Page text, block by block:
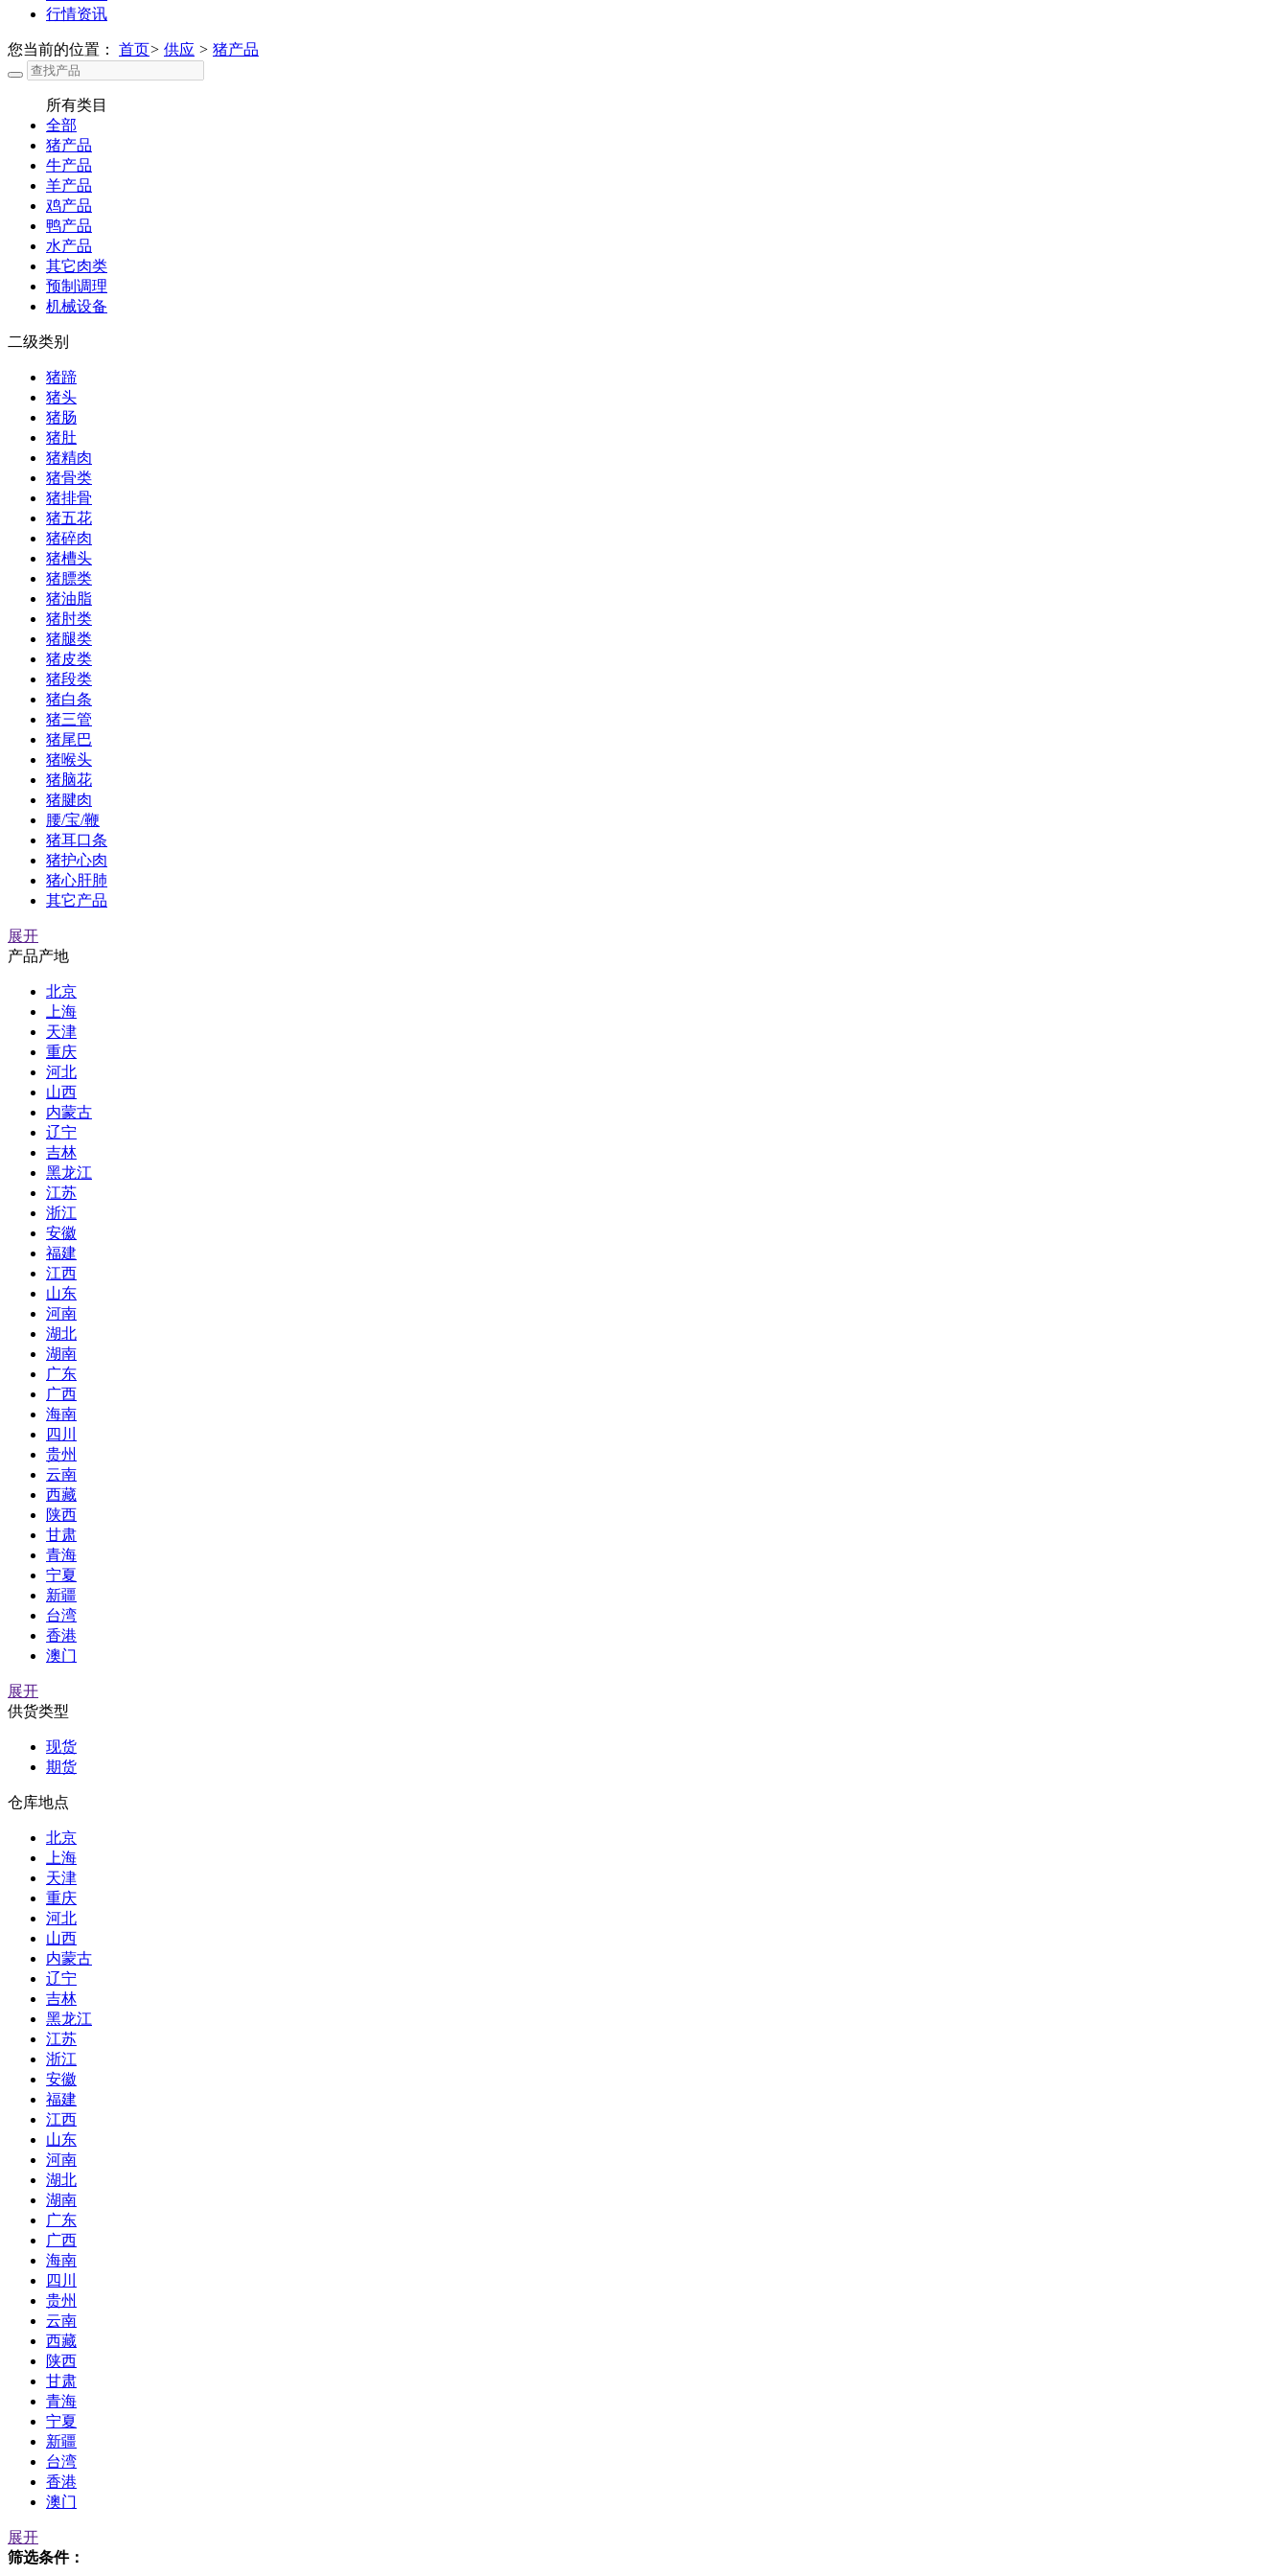
行情资讯
您当前的位置： 首页> 供应 > 猪产品
所有类目
全部
猪产品
牛产品
羊产品
鸡产品
鸭产品
水产品
其它肉类
预制调理
机械设备
二级类别
猪蹄
猪头
猪肠
猪肚
猪精肉
猪骨类
猪排骨
猪五花
猪碎肉
猪槽头
猪膘类
猪油脂
猪肘类
猪腿类
猪皮类
猪段类
猪白条
猪三管
猪尾巴
猪喉头
猪脑花
猪腱肉
腰/宝/鞭
猪耳口条
猪护心肉
猪心肝肺
其它产品
展开
产品产地
北京
上海
天津
重庆
河北
山西
内蒙古
辽宁
吉林
黑龙江
江苏
浙江
安徽
福建
江西
山东
河南
湖北
湖南
广东
广西
海南
四川
贵州
云南
西藏
陕西
甘肃
青海
宁夏
新疆
台湾
香港
澳门
展开
供货类型
现货
期货
仓库地点
北京
上海
天津
重庆
河北
山西
内蒙古
辽宁
吉林
黑龙江
江苏
浙江
安徽
福建
江西
山东
河南
湖北
湖南
广东
广西
海南
四川
贵州
云南
西藏
陕西
甘肃
青海
宁夏
新疆
台湾
香港
澳门
展开
筛选条件：